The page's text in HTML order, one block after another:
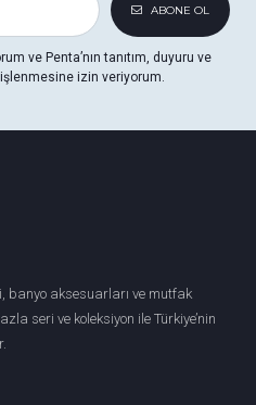
ABONE OL
ve Penta’nın tanıtım, duyuru ve
izin veriyorum.
banyo aksesuarları ve mutfak
seri ve koleksiyon ile Türkiye’nin